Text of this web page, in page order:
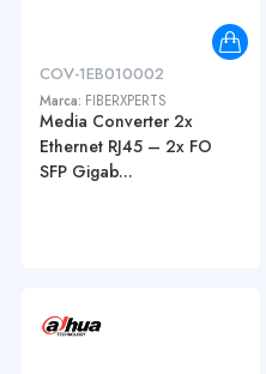
COV-1EB010002
Marca: FIBERXPERTS
Media Converter 2x
Ethernet RJ45 – 2x FO
SFP Gigab...